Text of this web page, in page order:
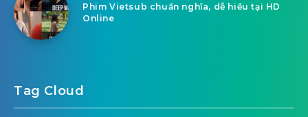
Phim Vietsub chuẩn nghĩa, dễ hiểu tại HD
Online
Tag Cloud